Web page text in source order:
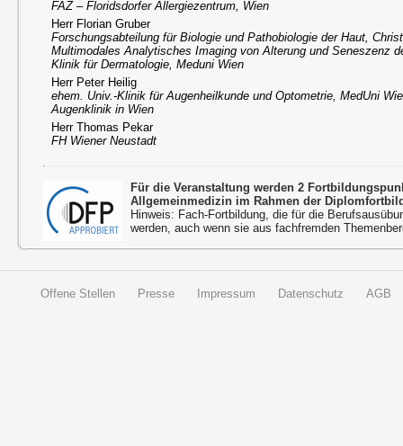
FAZ – Floridsdorfer Allergiezentrum, Wien
Herr Florian Gruber
Forschungsabteilung für Biologie und Pathobiologie der Haut,
Multimodales Analytisches Imaging von Alterung und Seneszenz
Klinik für Dermatologie, Meduni Wien
Herr Peter Heilig
ehem. Univ.-Klinik für Augenheilkunde und Optometrie, MedUni
Augenklinik in Wien
Herr Thomas Pekar
FH Wiener Neustadt
Für die Veranstaltung werden 2
Allgemeinmedizin im Rahmen der
Hinweis: Fach-Fortbildung, die für die
werden, auch wenn sie aus fachfremden
Offene Stellen Presse Impressum Datenschutz AGB